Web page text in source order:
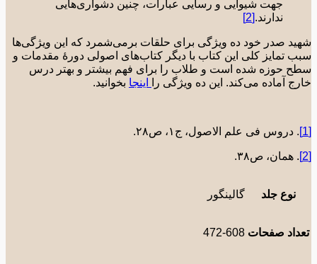
جهت شیوایی و رسایی عبارات، چنین دشواری‌هایی
ندارند. [2]
صدر خود ده ویژگی برای حلقات برمی‌شمرد که این ویژگی‌ها
تمایز کلی این کتاب با دیگر کتاب‌های اصولی دورۀ مقدمات و
حوزه شده است و طلاب را برای فهم بیشتر و بهتر درس
آماده می‌کند. این ده ویژگی را اینجا بخوانید.
. دروس فی علم الاصول، ج١، ص٢٨.
. همان، ص٣٨.
نوع جلد گالینگور
صفحات 472-608